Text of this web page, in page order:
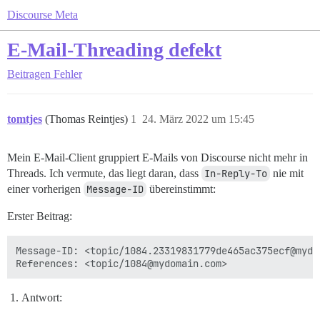
Discourse Meta
E-Mail-Threading defekt
Beitragen Fehler
tomtjes (Thomas Reintjes) 24. März 2022 um 15:45
1
Mein E-Mail-Client gruppiert E-Mails von Discourse nicht mehr in
Threads. Ich vermute, das liegt daran, dass In-Reply-To nie mit
einer vorherigen Message-ID übereinstimmt:
Erster Beitrag:
Message-ID: <topic/
Antwort: